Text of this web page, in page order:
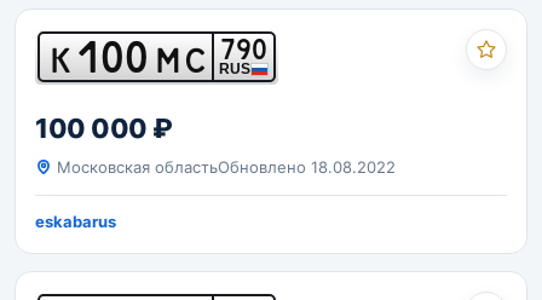
К100 МС 790
RUS
100 000 ₽
Московская областьОбновлено 18.08.2022
eskabarus